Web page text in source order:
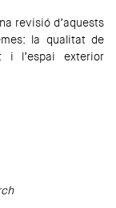
revisió d’aquests
la qualitat de
i l’espai exterior